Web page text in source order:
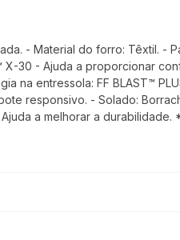
- Material do forro: Têxtil. -
X-30 - Ajuda a proporcionar
na entressola: FF BLAST™
responsivo. - Solado:
a melhorar a durabilidade.